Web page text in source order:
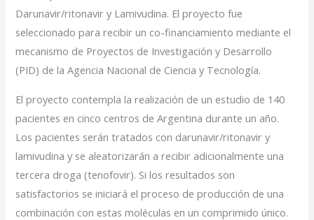
Darunavir/ritonavir y Lamivudina. El proyecto fue
seleccionado para recibir un co-financiamiento mediante el
mecanismo de Proyectos de Investigación y Desarrollo
(PID) de la Agencia Nacional de Ciencia y Tecnología.
El proyecto contempla la realización de un estudio de 140
pacientes en cinco centros de Argentina durante un año.
Los pacientes serán tratados con darunavir/ritonavir y
lamivudina y se aleatorizarán a recibir adicionalmente una
tercera droga (tenofovir). Si los resultados son
satisfactorios se iniciará el proceso de producción de una
combinación con estas moléculas en un comprimido único.